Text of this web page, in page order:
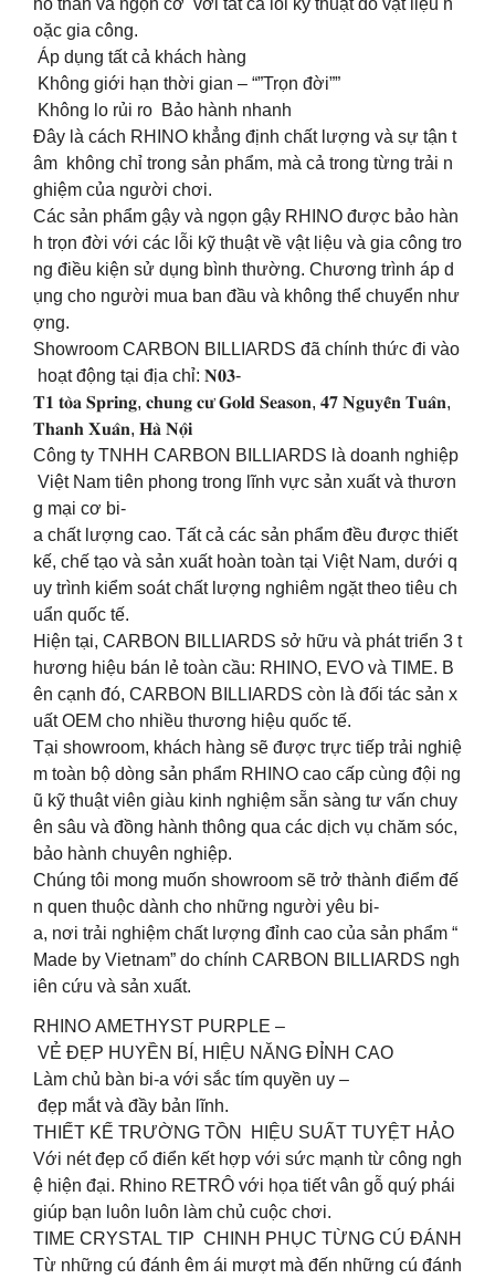
ho thân và ngọn cơ với tất cả lỗi kỹ thuật do vật liệu h
oặc gia công.
Áp dụng tất cả khách hàng
Không giới hạn thời gian – “”Trọn đời””
Không lo rủi ro Bảo hành nhanh
Đây là cách RHINO khẳng định chất lượng và sự tận t
âm không chỉ trong sản phẩm, mà cả trong từng trải n
ghiệm của người chơi.
Các sản phẩm gậy và ngọn gậy RHINO được bảo hàn
h trọn đời với các lỗi kỹ thuật về vật liệu và gia công tro
ng điều kiện sử dụng bình thường. Chương trình áp d
ụng cho người mua ban đầu và không thể chuyển như
ợng.
Showroom CARBON BILLIARDS đã chính thức đi vào
hoạt động tại địa chỉ: 𝐍𝟎𝟑-
𝐓𝟏 𝐭𝐨̀𝐚 𝐒𝐩𝐫𝐢𝐧𝐠, 𝐜𝐡𝐮𝐧𝐠 𝐜𝐮̛ 𝐆𝐨𝐥𝐝 𝐒𝐞𝐚𝐬𝐨𝐧, 𝟒𝟕 𝐍𝐠𝐮𝐲𝐞̂̃𝐧 𝐓𝐮𝐚̂𝐧,
𝐓𝐡𝐚𝐧𝐡 𝐗𝐮𝐚̂𝐧, 𝐇𝐚̀ 𝐍𝐨̣̂𝐢
Công ty TNHH CARBON BILLIARDS là doanh nghiệp
Việt Nam tiên phong trong lĩnh vực sản xuất và thươn
g mại cơ bi-
a chất lượng cao. Tất cả các sản phẩm đều được thiết
kế, chế tạo và sản xuất hoàn toàn tại Việt Nam, dưới q
uy trình kiểm soát chất lượng nghiêm ngặt theo tiêu ch
uẩn quốc tế.
Hiện tại, CARBON BILLIARDS sở hữu và phát triển 3 t
hương hiệu bán lẻ toàn cầu: RHINO, EVO và TIME. B
ên cạnh đó, CARBON BILLIARDS còn là đối tác sản x
uất OEM cho nhiều thương hiệu quốc tế.
Tại showroom, khách hàng sẽ được trực tiếp trải nghiệ
m toàn bộ dòng sản phẩm RHINO cao cấp cùng đội ng
ũ kỹ thuật viên giàu kinh nghiệm sẵn sàng tư vấn chuy
ên sâu và đồng hành thông qua các dịch vụ chăm sóc,
bảo hành chuyên nghiệp.
Chúng tôi mong muốn showroom sẽ trở thành điểm đế
n quen thuộc dành cho những người yêu bi-
a, nơi trải nghiệm chất lượng đỉnh cao của sản phẩm “
Made by Vietnam” do chính CARBON BILLIARDS ngh
iên cứu và sản xuất.
RHINO AMETHYST PURPLE –
VẺ ĐẸP HUYỀN BÍ, HIỆU NĂNG ĐỈNH CAO
Làm chủ bàn bi-a với sắc tím quyền uy –
đẹp mắt và đầy bản lĩnh.
THIẾT KẾ TRƯỜNG TỒN HIỆU SUẤT TUYỆT HẢO
Với nét đẹp cổ điển kết hợp với sức mạnh từ công ngh
ệ hiện đại. Rhino RETRÔ với họa tiết vân gỗ quý phái
giúp bạn luôn luôn làm chủ cuộc chơi.
TIME CRYSTAL TIP CHINH PHỤC TỪNG CÚ ĐÁNH
Từ những cú đánh êm ái mượt mà đến những cú đánh